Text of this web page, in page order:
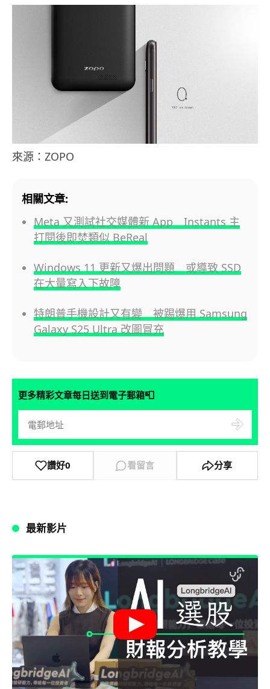
來源：ZOPO
相關文章:
Meta 又測試社交媒體新 App Instants 主
打閱後即焚類似 BeReal
Windows 11 更新又爆出問題 或導致 SSD
在大量寫入下故障
特朗普手機設計又有變 被踢爆用 Samsung
Galaxy S25 Ultra 改圖冒充
更多精彩文章每日送到電子郵箱📮
讚好0 看留言 分享
最新影片